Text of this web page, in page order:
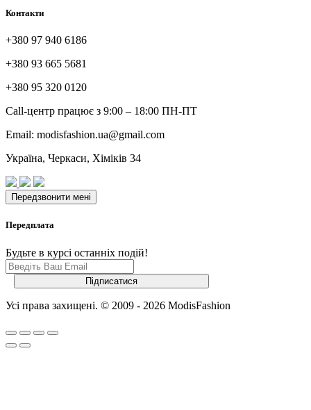
Контакти
+380 97 940 6186
+380 93 665 5681
+380 95 320 0120
Call-центр працює з 9:00 – 18:00 ПН-ПТ
Email: modisfashion.ua@gmail.com
Україна, Черкаси, Хіміків 34
Передплата
Будьте в курсі останніх подій!
Усі права захищені. © 2009 - 2026 ModisFashion